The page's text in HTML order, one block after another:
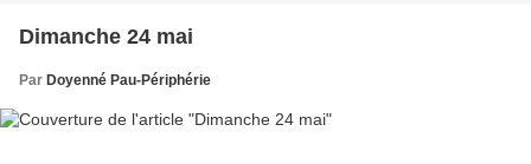
Dimanche 24 mai
Par Doyenné Pau-Périphérie